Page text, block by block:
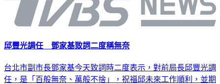
邱豐光調任 鄧家基致詞二度稱無奈
台北市副市長鄧家基今天致詞時二度表示，對前局長邱豐光調
任，是「百般無奈、萬般不捨」，祝福邱未來工作順利，並期